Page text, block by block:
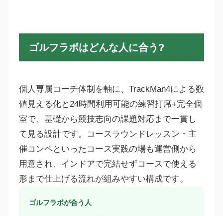
ゴルフラボはどんな人に合う?
個人専属コーチ体制を軸に、TrackMan4による数
値見える化と24時間利用可能の練習打席+完全個
室で、基礎から競技志向の課題対応まで一貫し
て見る設計です。コースラウンドレッスン・主
催コンペといったコース実践の場も運営側から
用意され、インドアで完結せずコースで使える
形まで仕上げる流れが組みやすい構成です。
ゴルフラボが合う人